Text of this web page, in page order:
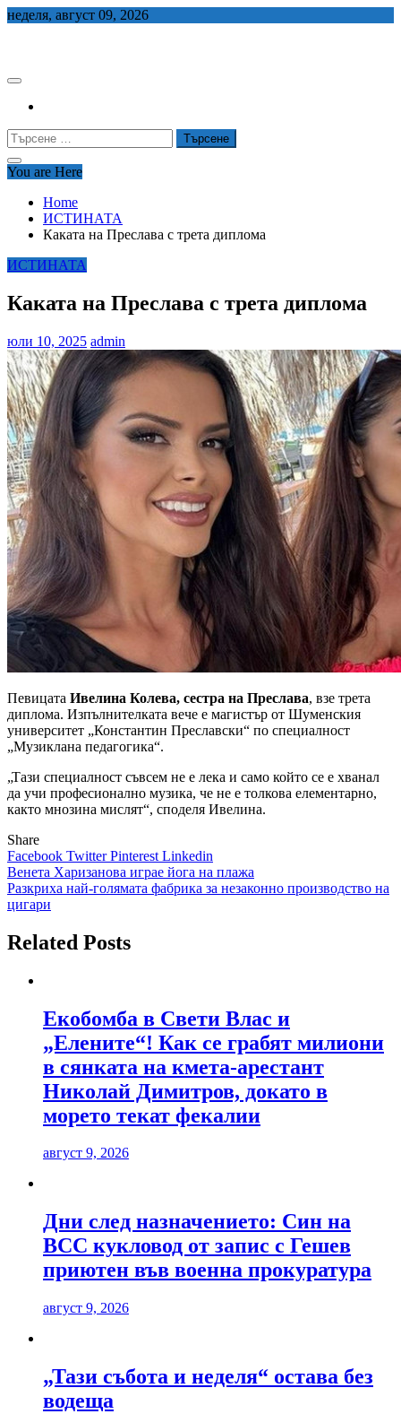
Skip
неделя, август 09, 2026
Търсене
за:
You are Here
Home
ИСТИНАТА
Каката на Преслава с трета диплома
ИСТИНАТА
Каката на Преслава с трета диплома
юли 10, 2025 admin
Певицата Ивелина Колева, сестра на Преслава, взе трета
диплома. Изпълнителката вече е магистър от Шуменския
университет „Константин Преславски“ по специалност
„Музиклана педагогика“.
„Тази специалност съвсем не е лека и само който се е хванал
да учи професионално музика, че не е толкова елементарно,
както мнозина мислят“, споделя Ивелина.
Share
Facebook TwitterPinterest Linkedin
Навигация
Венета Харизанова играе йога на плажа
Разкриха най-голямата фабрика за незаконно производство на
цигари
Related Posts
Екобомба в Свети Влас и
„Елените“! Как се грабят милиони
в сянката на кмета-арестант
Николай Димитров, докато в
морето текат фекалии
август 9, 2026
Дни след назначението: Син на
ВСС кукловод от запис с Гешев
приютен във военна прокуратура
август 9, 2026
„Тази събота и неделя“ остава без
водеща